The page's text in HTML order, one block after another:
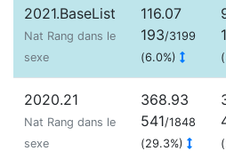
2021.BaseList
Nat Rang dans le
sexe
116.07
193/3199
(6.0%)
2020.21
Nat Rang dans le
sexe
368.93
541/1848
(29.3%)